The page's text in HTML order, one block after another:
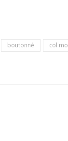
boutonné col